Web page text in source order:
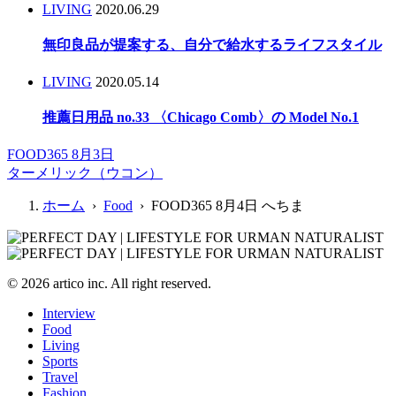
LIVING 2020.06.29
無印良品が提案する、自分で給水するライフスタイル
LIVING 2020.05.14
推薦日用品 no.33 〈Chicago Comb〉の Model No.1
FOOD365 8月3日
ターメリック（ウコン）
ホーム › Food › FOOD365 8月4日 へちま
© 2026 artico inc. All right reserved.
Interview
Food
Living
Sports
Travel